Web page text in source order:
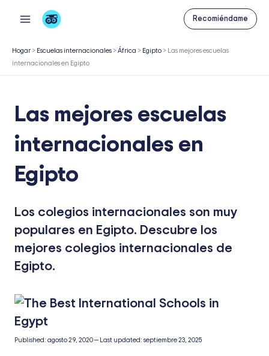
contenido
Recomiéndame
Hogar > Escuelas internacionales >África > Egipto >
Las mejores escuelas
internacionales en Egipto
Las mejores escuelas
internacionales en
Egipto
Los colegios internacionales son muy
populares en Egipto. Descubre los
mejores colegios internacionales de
Egipto.
Published: agosto 29, 2020— Last updated: septiembre 23, 2025